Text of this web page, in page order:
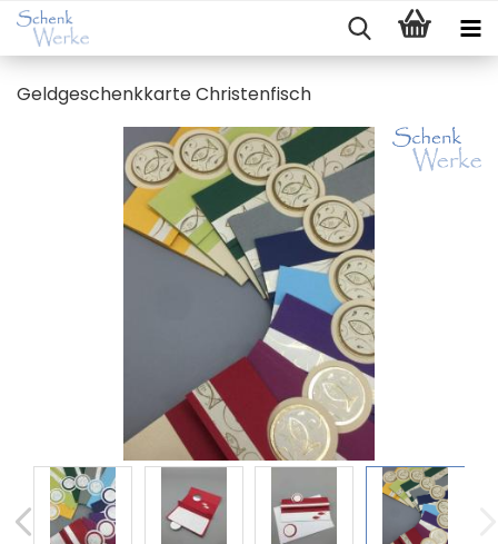
Geld­ge­schenk­kar­te Chris­ten­fisch